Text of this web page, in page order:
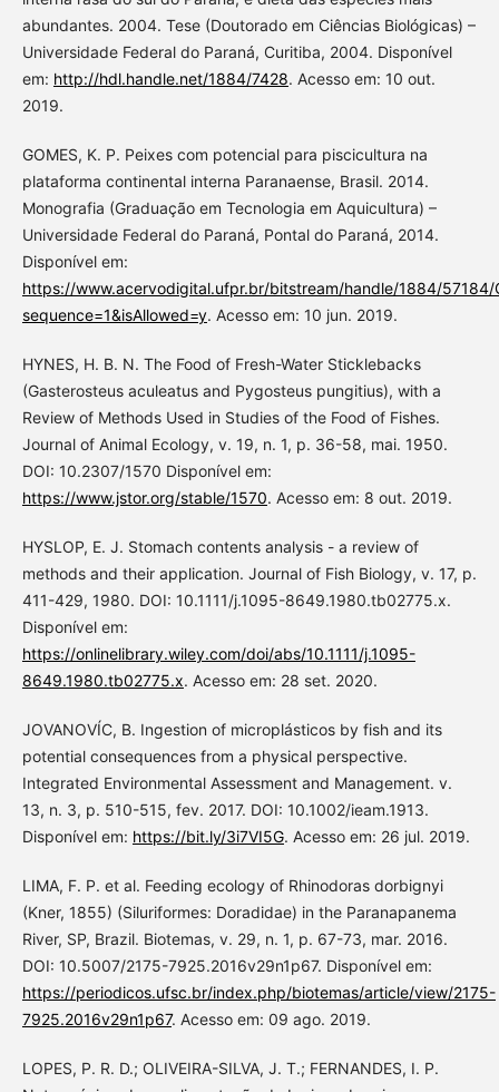
abundantes. 2004. Tese (Doutorado em Ciências Biológicas) –
Universidade Federal do Paraná, Curitiba, 2004. Disponível
em: http://hdl.handle.net/1884/7428. Acesso em: 10 out.
2019.
GOMES, K. P. Peixes com potencial para piscicultura na
plataforma continental interna Paranaense, Brasil. 2014.
Monografia (Graduação em Tecnologia em Aquicultura) –
Universidade Federal do Paraná, Pontal do Paraná, 2014.
Disponível em:
https://www.acervodigital.ufpr.br/bitstream/handle/1884/57184/
sequence=1&isAllowed=y. Acesso em: 10 jun. 2019.
HYNES, H. B. N. The Food of Fresh-Water Sticklebacks
(Gasterosteus aculeatus and Pygosteus pungitius), with a
Review of Methods Used in Studies of the Food of Fishes.
Journal of Animal Ecology, v. 19, n. 1, p. 36-58, mai. 1950.
DOI: 10.2307/1570 Disponível em:
https://www.jstor.org/stable/1570. Acesso em: 8 out. 2019.
HYSLOP, E. J. Stomach contents analysis - a review of
methods and their application. Journal of Fish Biology, v. 17, p.
411-429, 1980. DOI: 10.1111/j.1095-8649.1980.tb02775.x.
Disponível em:
https://onlinelibrary.wiley.com/doi/abs/10.1111/j.1095-
8649.1980.tb02775.x. Acesso em: 28 set. 2020.
JOVANOVÍC, B. Ingestion of microplásticos by fish and its
potential consequences from a physical perspective.
Integrated Environmental Assessment and Management. v.
13, n. 3, p. 510-515, fev. 2017. DOI: 10.1002/ieam.1913.
Disponível em: https://bit.ly/3i7VI5G. Acesso em: 26 jul. 2019.
LIMA, F. P. et al. Feeding ecology of Rhinodoras dorbignyi
(Kner, 1855) (Siluriformes: Doradidae) in the Paranapanema
River, SP, Brazil. Biotemas, v. 29, n. 1, p. 67-73, mar. 2016.
DOI: 10.5007/2175-7925.2016v29n1p67. Disponível em:
https://periodicos.ufsc.br/index.php/biotemas/article/view/2175-
7925.2016v29n1p67. Acesso em: 09 ago. 2019.
LOPES, P. R. D.; OLIVEIRA-SILVA, J. T.; FERNANDES, I. P.